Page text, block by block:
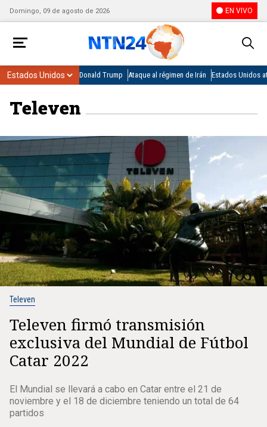
Domingo, 09 de agosto de 2026 EN VIVO
Donald Trump Ataque al régimen de Irán Estados Unidos
Televen
Televen
Televen firmó transmisión
exclusiva del Mundial de Fútbol
Catar 2022
El Mundial se llevará a cabo en Catar entre el 21 de
noviembre y el 18 de diciembre teniendo un total de 64
partidos